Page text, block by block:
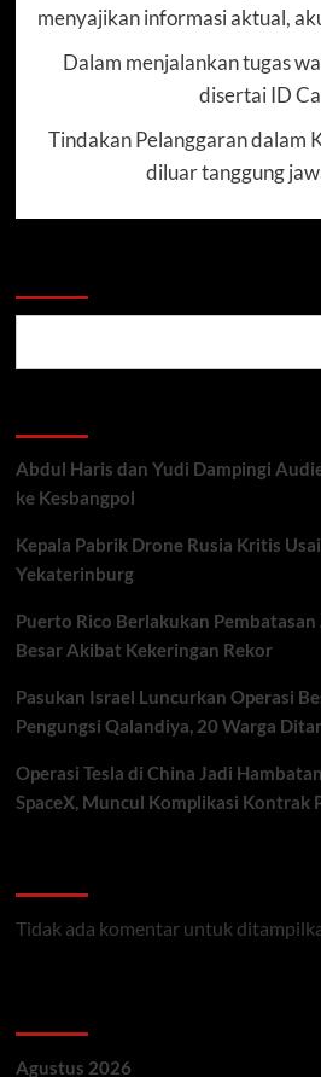
menyajikan informasi aktual,
Dalam menjalankan tugas
disertai ID
Tindakan Pelanggaran dalam
diluar tanggung
Abdul Haris dan Yudi Dampingi
ke Kesbangpol
Kepala Pabrik Drone Rusia Kritis
Yekaterinburg
Puerto Rico Berlakukan
Besar Akibat Kekeringan Rekor
Pasukan Israel Luncurkan Operasi
Pengungsi Qalandiya, 20 Warga
Operasi Tesla di China Jadi
SpaceX, Muncul Komplikasi Kontrak
Tidak ada komentar untuk
Agustus 2026